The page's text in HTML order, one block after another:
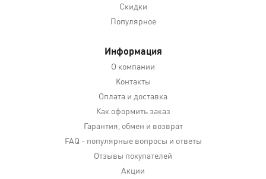
Скидки
Популярное
Информация
О компании
Контакты
Оплата и доставка
Как оформить заказ
Гарантия, обмен и возврат
FAQ - популярные вопросы и ответы
Отзывы покупателей
Акции